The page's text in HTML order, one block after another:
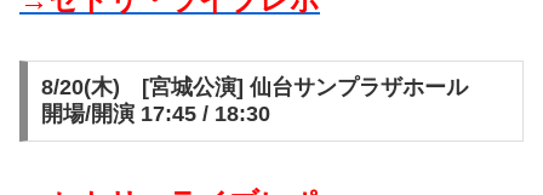
8/20(木) [宮城公演] 仙台サンプラザホール
開場/開演 17:45 / 18:30